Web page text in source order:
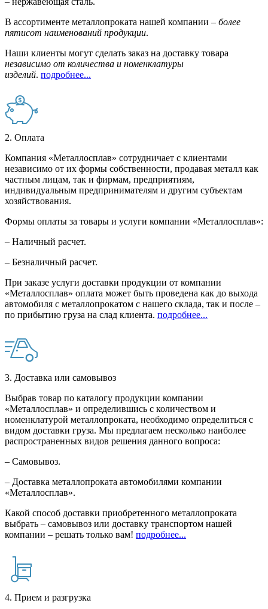
В ассортименте металлопроката нашей компании – более
пятисот наименований продукции.
Наши клиенты могут сделать заказ на доставку товара
независимо от количества и номенклатуры
изделий. подробнее...
2. Оплата
Компания «Металлосплав» сотрудничает с клиентами
независимо от их формы собственности, продавая металл как
частным лицам, так и фирмам, предприятиям,
индивидуальным предпринимателям и другим субъектам
хозяйствования.
Формы оплаты за товары и услуги компании «Металлосплав»:
– Наличный расчет.
– Безналичный расчет.
При заказе услуги доставки продукции от компании
«Металлосплав» оплата может быть проведена как до выхода
автомобиля с металлопрокатом с нашего склада, так и после –
по прибытию груза на слад клиента. подробнее...
3. Доставка или самовывоз
Выбрав товар по каталогу продукции компании
«Металлосплав» и определившись с количеством и
номенклатурой металлопроката, необходимо определиться с
видом доставки груза. Мы предлагаем несколько наиболее
распространенных видов решения данного вопроса:
– Самовывоз.
– Доставка металлопроката автомобилями компании
«Металлосплав».
Какой способ доставки приобретенного металлопроката
выбрать – самовывоз или доставку транспортом нашей
компании – решать только вам! подробнее...
4. Прием и разгрузка